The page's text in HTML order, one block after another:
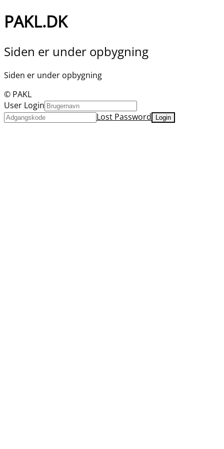
PAKL.DK
Siden er under opbygning
Siden er under opbygning
© PAKL
User Login
Lost Password